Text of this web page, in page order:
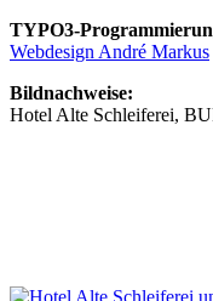
TYPO3-
Webdesign André Markus
Bildnachweise:
Hotel Alte Schleiferei,